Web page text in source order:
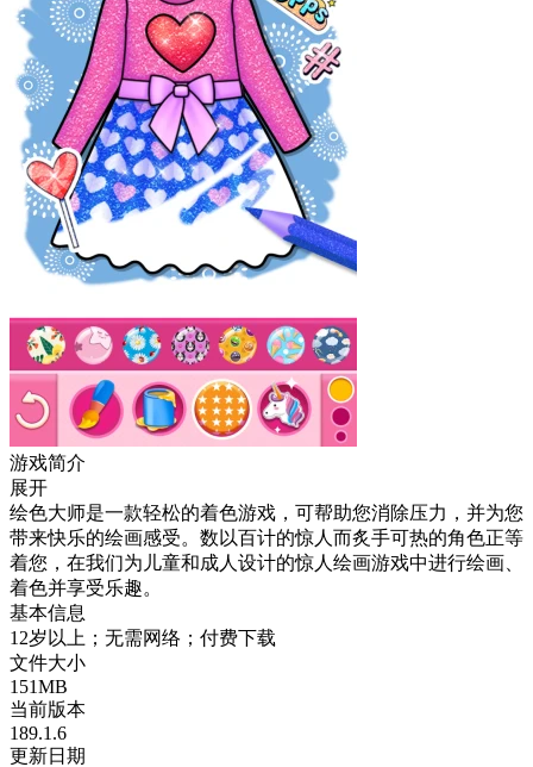
游戏简介
展开
绘色大师是一款轻松的着色游戏，可帮助您消除压力，并为您
带来快乐的绘画感受。数以百计的惊人而炙手可热的角色正等
着您，在我们为儿童和成人设计的惊人绘画游戏中进行绘画、
着色并享受乐趣。
基本信息
12岁以上；无需网络；付费下载
文件大小
151MB
当前版本
189.1.6
更新日期